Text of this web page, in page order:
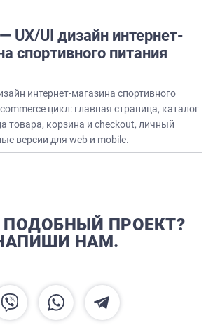
UX/UI дизайн интернет-
спортивного питания
интернет-магазина спортивного
цикл: главная страница, каталог
товара, корзина и checkout, личный
версии для web и mobile.
ПРОЕКТ?
НАМ.